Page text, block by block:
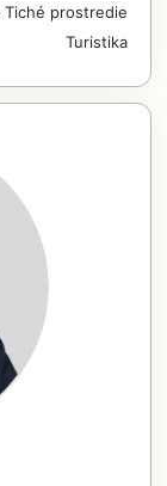
Tiché prostredie
Turistika